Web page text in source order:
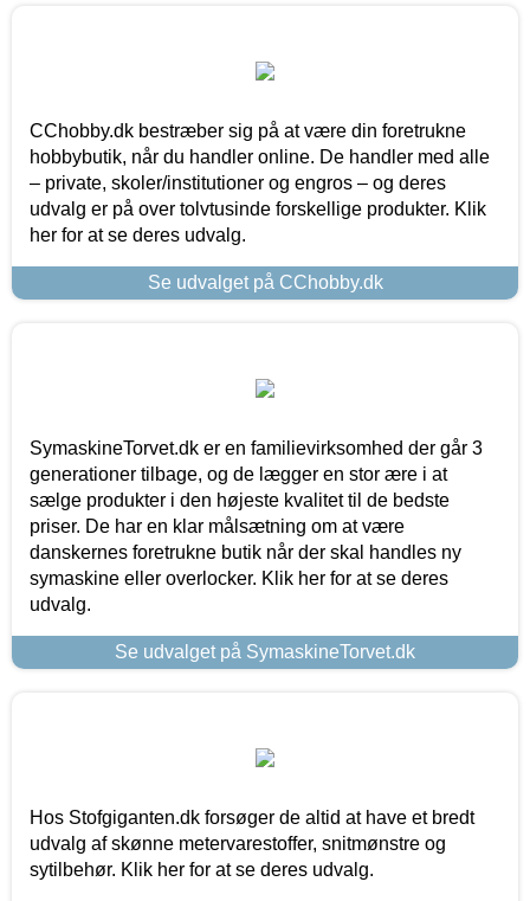
CChobby.dk bestræber sig på at være din foretrukne
hobbybutik, når du handler online. De handler med alle
– private, skoler/institutioner og engros – og deres
udvalg er på over tolvtusinde forskellige produkter. Klik
her for at se deres udvalg.
Se udvalget på CChobby.dk
SymaskineTorvet.dk er en familievirksomhed der går 3
generationer tilbage, og de lægger en stor ære i at
sælge produkter i den højeste kvalitet til de bedste
priser. De har en klar målsætning om at være
danskernes foretrukne butik når der skal handles ny
symaskine eller overlocker. Klik her for at se deres
udvalg.
Se udvalget på SymaskineTorvet.dk
Hos Stofgiganten.dk forsøger de altid at have et bredt
udvalg af skønne metervarestoffer, snitmønstre og
sytilbehør. Klik her for at se deres udvalg.